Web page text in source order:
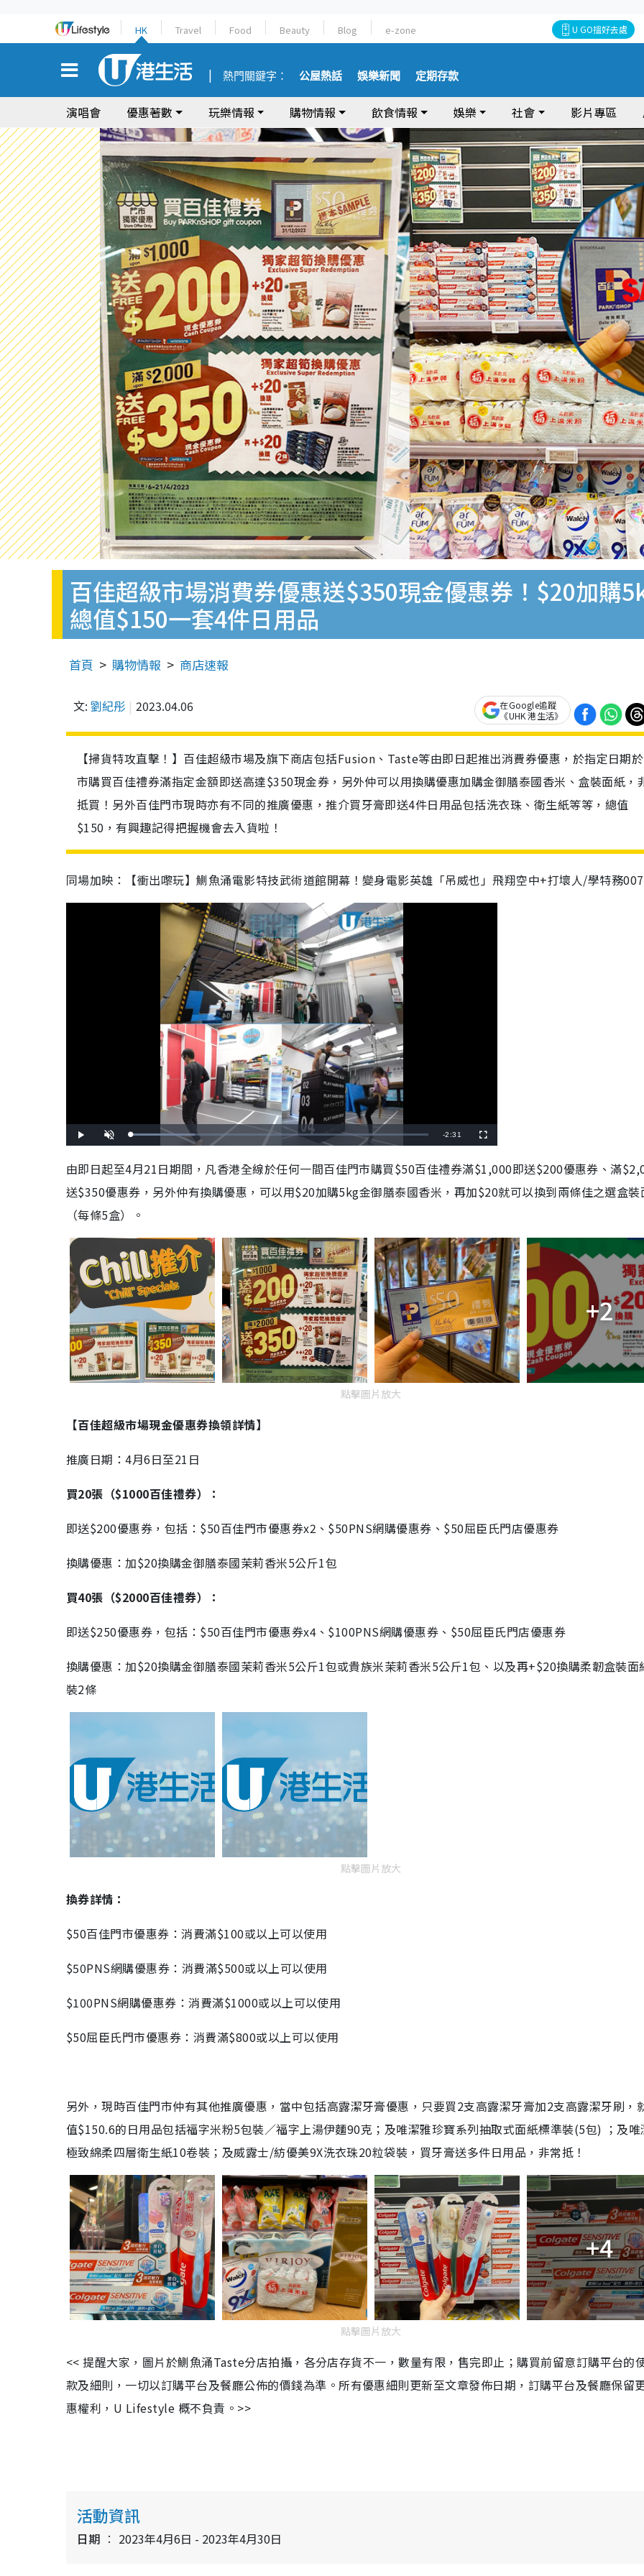
HK Travel Food Beauty Blog e-zone U GO搵好去處
熱門關鍵字： 公屋熱話 娛樂新聞 定期存款
演唱會 優惠著數 玩樂情報 購物情報 飲食情報 娛樂 社會 影片專區
百佳超級市場消費券優惠送$350現金優惠券！$20加購
總值$150一套4件日用品
首頁 購物情報 商店速報
文: 劉紀彤 2023.04.06
在Google追蹤
《UHK 港生活》
【掃貨特攻直擊！】百佳超級市場及旗下商店包括Fusion、Taste等由即日起推出消費券優惠，於指定日期
市購買百佳禮券滿指定金額即送高達$350現金券，另外仲可以用換購優惠加購金御膳泰國香米、盒裝面紙，
抵買！另外百佳門市現時亦有不同的推廣優惠，推介買牙膏即送4件日用品包括洗衣珠、衛生紙等等，總值
$150，有興趣記得把握機會去入貨啦！
同場加映：【衝出嚟玩】鰂魚涌電影特技武術道館開幕！變身電影英雄「吊威也」飛翔空中+打壞人/學特務
l
n
t
e
L
e
d
2
1
R
n
i
n
g
T
i
m
-2:31
u
s
c
e
e
由即日起至4月21日期間，凡香港全線於任何一間百佳門市購買$50百佳禮券滿$1,000即送$200優惠券、滿
送$350優惠券，另外仲有換購優惠，可以用$20加購5kg金御膳泰國香米，再加$20就可以換到兩條佳之選盒裝
（每條5盒）。
+2
點擊圖片放大
【百佳超級市場現金優惠券換領詳情】
推廣日期：4月6日至21日
買20張（$1000百佳禮券）：
即送$200優惠券，包括：$50百佳門市優惠券x2、$50PNS網購優惠券、$50屈臣氏門店優惠券
換購優惠：加$20換購金御膳泰國茉莉香米5公斤1包
買40張（$2000百佳禮券）：
即送$250優惠券，包括：$50百佳門市優惠券x4、$100PNS網購優惠券、$50屈臣氏門店優惠券
換購優惠：加$20換購金御膳泰國茉莉香米5公斤1包或貴族米茉莉香米5公斤1包、以及再+$20換購柔韌盒裝面
裝2條
點擊圖片放大
換券詳情：
$50百佳門市優惠券：消費滿$100或以上可以使用
$50PNS網購優惠券：消費滿$500或以上可以使用
$100PNS網購優惠券：消費滿$1000或以上可以使用
$50屈臣氏門市優惠券：消費滿$800或以上可以使用
另外，現時百佳門市仲有其他推廣優惠，當中包括高露潔牙膏優惠，只要買2支高露潔牙膏加2支高露潔牙刷，
值$150.6的日用品包括福字米粉5包裝／福字上湯伊麵90克；及唯潔雅珍寶系列抽取式面紙標準裝(5包) ；及唯
極致綿柔四層衛生紙10卷裝；及威露士/紡優美9X洗衣珠20粒袋裝，買牙膏送多件日用品，非常抵！
+4
點擊圖片放大
<< 提醒大家，圖片於鰂魚涌Taste分店拍攝，各分店存貨不一，數量有限，售完即止；購買前留意訂購平台的
款及細則，一切以訂購平台及餐廳公佈的價錢為準。所有優惠細則更新至文章發佈日期，訂購平台及餐廳保留
惠權利，U Lifestyle 概不負責。>>
活動資訊
日期 2023年4月6日 - 2023年4月30日